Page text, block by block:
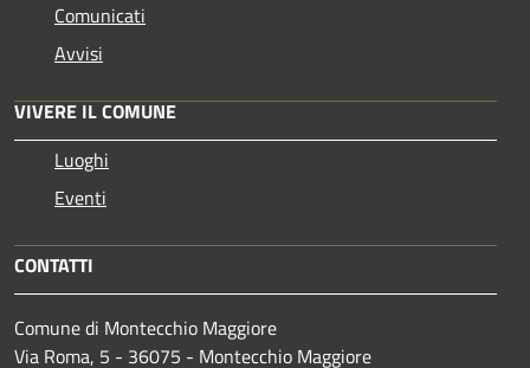
Comunicati
Avvisi
VIVERE IL COMUNE
Luoghi
Eventi
CONTATTI
Comune di Montecchio Maggiore
Via Roma, 5 - 36075 - Montecchio Maggiore